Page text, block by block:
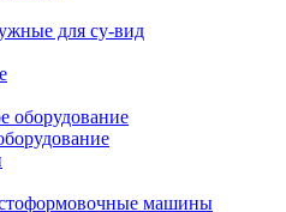
для су-вид
машины